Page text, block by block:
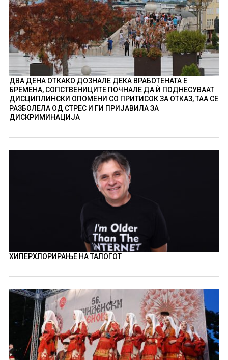
ДВА ДЕНА ОТКАКО ДОЗНАЛЕ ДЕКА ВРАБОТЕНАТА Е
БРЕМЕНА, СОПСТВЕНИЦИТЕ ПОЧНАЛЕ ДА Ѝ ПОДНЕСУВААТ
ДИСЦИПЛИНСКИ ОПОМЕНИ СО ПРИТИСОК ЗА ОТКАЗ, ТАА СЕ
РАЗБОЛЕЛА ОД СТРЕС И ГИ ПРИЈАВИЛА ЗА
ДИСКРИМИНАЦИЈА
ХИПЕРХЛОРИРАЊЕ НА ТАЛОГОТ